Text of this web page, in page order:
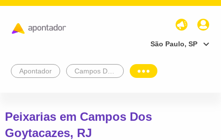
São Paulo, SP
Apontador
Peixarias em Campos Dos
Goytacazes, RJ